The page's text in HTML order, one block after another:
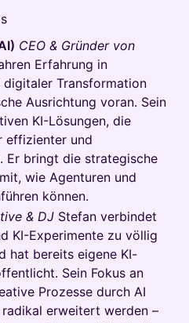
CEO & Gründer von
Erfahrung in
Transformation
Ausrichtung voran. Sein
KI-Lösungen, die
effizienter und
Er bringt die strategische
wie Agenturen und
können.
& DJ Stefan verbindet
KI-Experimente zu völlig
hat bereits eigene KI-
Sein Fokus an
Prozesse durch AI
erweitert werden –